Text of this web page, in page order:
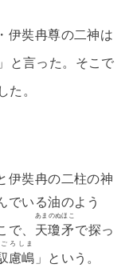
伊奘冉尊の二神は
と言った。そこで
た。
伊奘冉の二柱の神
でいる油のよう
、 天瓊矛
あまのぬほこ
で探っ
慮嶋
ろしま
」という。